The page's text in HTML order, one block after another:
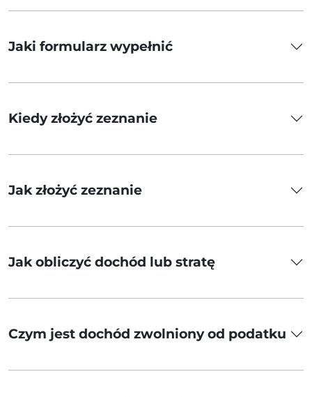
Jaki formularz wypełnić
Kiedy złożyć zeznanie
Jak złożyć zeznanie
Jak obliczyć dochód lub stratę
Czym jest dochód zwolniony od podatku